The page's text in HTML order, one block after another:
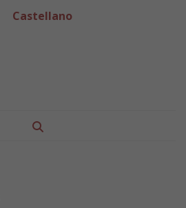
Castellano